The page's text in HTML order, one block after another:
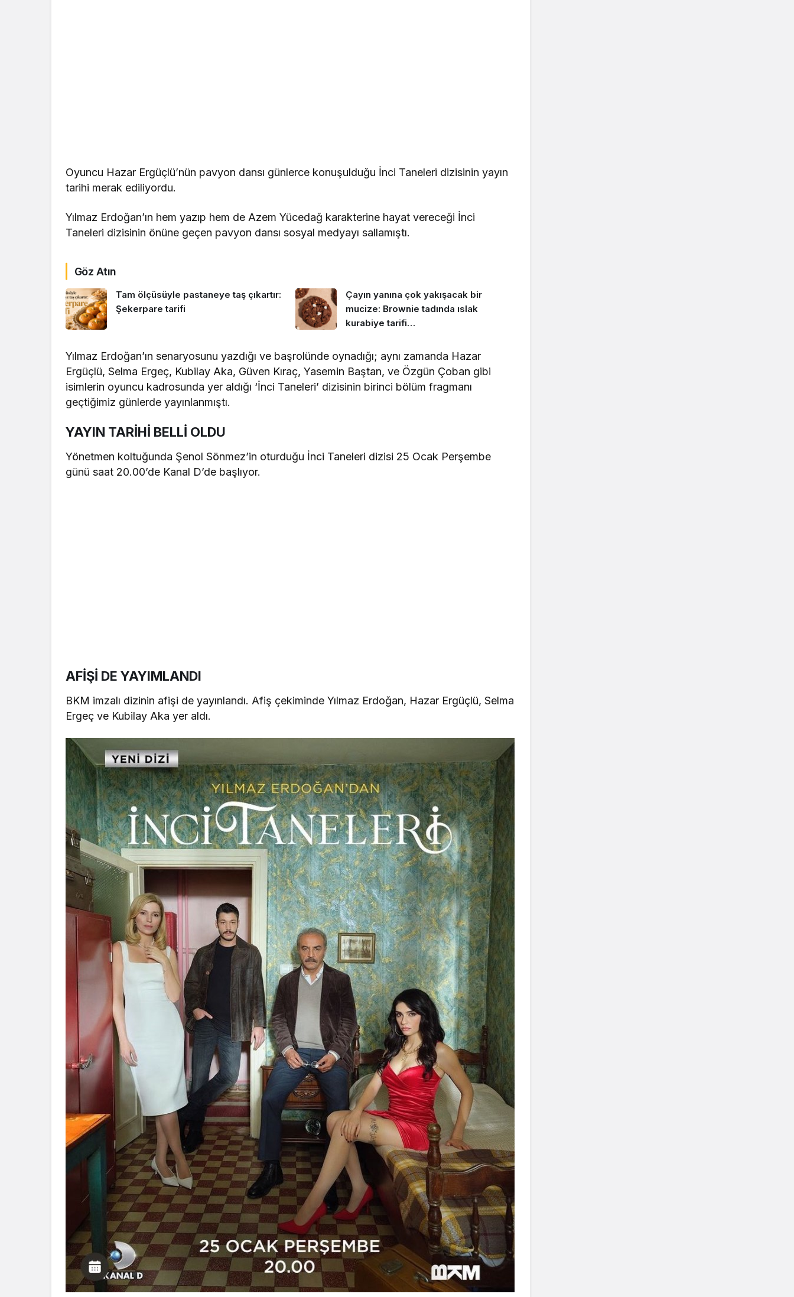
Oyuncu Hazar Ergüçlü’nün pavyon dansı günlerce konuşulduğu İnci Taneleri dizisinin yayın
tarihi merak ediliyordu.
Yılmaz Erdoğan’ın hem yazıp hem de Azem Yücedağ karakterine hayat vereceği İnci
Taneleri dizisinin önüne geçen pavyon dansı sosyal medyayı sallamıştı.
Göz Atın
Tam ölçüsüyle pastaneye taş çıkartır:
Şekerpare tarifi
Çayın yanına çok yakışacak bir
mucize: Brownie tadında ıslak
kurabiye tarifi…
Yılmaz Erdoğan’ın senaryosunu yazdığı ve başrolünde oynadığı; aynı zamanda Hazar
Ergüçlü, Selma Ergeç, Kubilay Aka, Güven Kıraç, Yasemin Baştan, ve Özgün Çoban gibi
isimlerin oyuncu kadrosunda yer aldığı ‘İnci Taneleri’ dizisinin birinci bölüm fragmanı
geçtiğimiz günlerde yayınlanmıştı.
YAYIN TARİHİ BELLİ OLDU
Yönetmen koltuğunda Şenol Sönmez’in oturduğu İnci Taneleri dizisi 25 Ocak Perşembe
günü saat 20.00’de Kanal D’de başlıyor.
AFİŞİ DE YAYIMLANDI
BKM imzalı dizinin afişi de yayınlandı. Afiş çekiminde Yılmaz Erdoğan, Hazar Ergüçlü, Selma
Ergeç ve Kubilay Aka yer aldı.